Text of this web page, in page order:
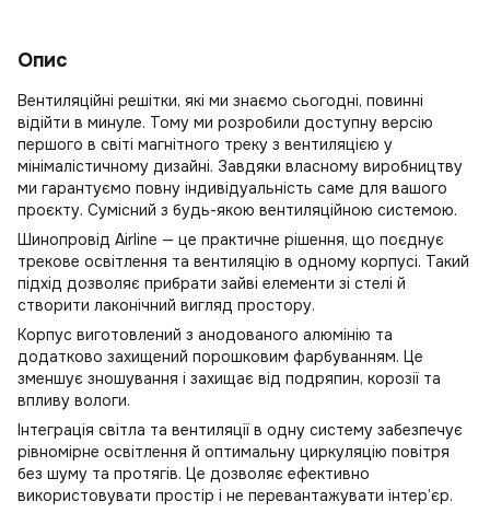
Опис
Вентиляційні решітки, які ми знаємо сьогодні, повинні
відійти в минуле. Тому ми розробили доступну версію
першого в світі магнітного треку з вентиляцією у
мінімалістичному дизайні. Завдяки власному виробництву
ми гарантуємо повну індивідуальність саме для вашого
проєкту. Сумісний з будь-якою вентиляційною системою.
Шинопровід Airline — це практичне рішення, що поєднує
трекове освітлення та вентиляцію в одному корпусі. Такий
підхід дозволяє прибрати зайві елементи зі стелі й
створити лаконічний вигляд простору.
Корпус виготовлений з анодованого алюмінію та
додатково захищений порошковим фарбуванням. Це
зменшує зношування і захищає від подряпин, корозії та
впливу вологи.
Інтеграція світла та вентиляції в одну систему забезпечує
рівномірне освітлення й оптимальну циркуляцію повітря
без шуму та протягів. Це дозволяє ефективно
використовувати простір і не перевантажувати інтер’єр.